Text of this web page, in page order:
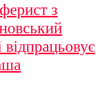
з
відпрацьовує